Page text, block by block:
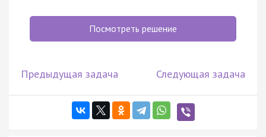
Посмотреть решение
Предыдущая задача Следующая задача